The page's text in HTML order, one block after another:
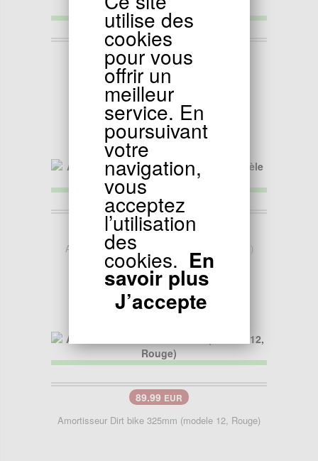
66.90EUR
Amortisseur Dirt Bike 270mm
56.90 EUR
Amortisseur Dirt Bike 270mm-11 (modèle 10 )
89.99 EUR
Amortisseur Dirt bike 325mm (modele 12, Rouge)
utilise des
cookies
pour vous
offrir un
meilleur
service. En
poursuivant
votre
navigation,
vous
acceptez
l’utilisation
des
cookies. En
savoir plus
J’accepte